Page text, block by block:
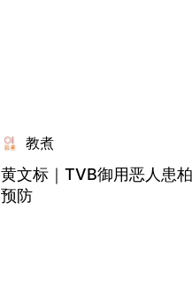
教煮
黄文标｜TVB御用恶人患
预防